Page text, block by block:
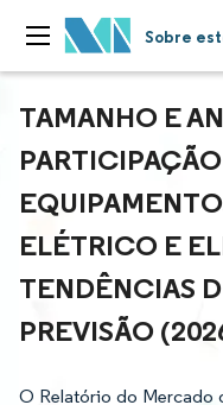
Sobre
TAMANHO E
ELÉTRICO E
TENDÊNCIAS
PREVISÃO
O Relatório do Mercado